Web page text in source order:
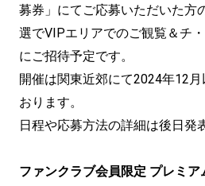
募券」にてご応募いただいた方
選でVIPエリアでのご観覧＆チ
にご招待予定です。
開催は関東近郊にて2024年12
おります。
日程や応募方法の詳細は後日発
ファンクラブ会員限定 プレミ